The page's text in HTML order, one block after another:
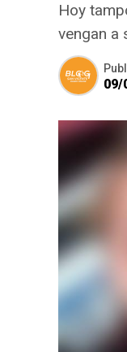
Hoy
vengan a
09/